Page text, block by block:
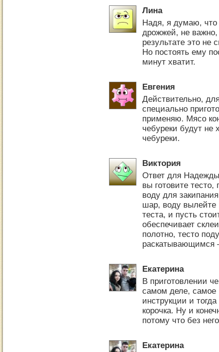
Лина
Надя, я думаю, что
дрожжей, не важно,
результате это не
Но постоять ему
минут хватит.
Евгения
Действительно,
специально
применяю. Мясо
чебуреки будут не
чебуреки.
Виктория
Ответ для Надежды
вы готовите
воду для
шар, воду вылейте
теста, и пусть
обеспечивает
полотно, тесто
раскатывающимся
Екатерина
В приготовлении
самом деле, самое
инструкции и
корочка. Ну и
потому что без
Екатерина